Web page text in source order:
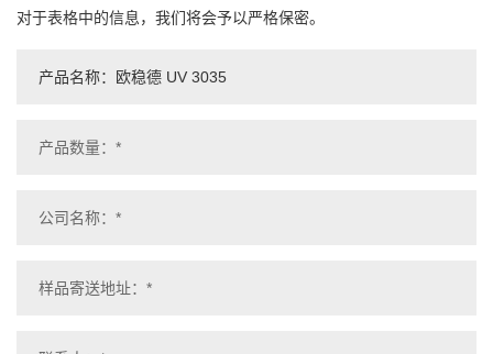
对于表格中的信息，我们将会予以严格保密。